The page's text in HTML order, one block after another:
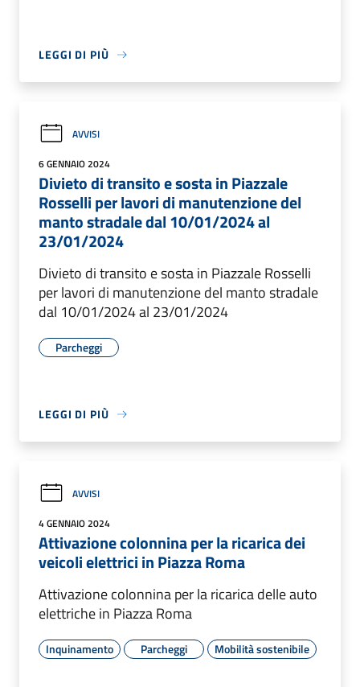
LEGGI DI PIÙ
AVVISI
6 GENNAIO 2024
Divieto di transito e sosta in Piazzale
Rosselli per lavori di manutenzione del
manto stradale dal 10/01/2024 al
23/01/2024
Divieto di transito e sosta in Piazzale Rosselli
per lavori di manutenzione del manto stradale
dal 10/01/2024 al 23/01/2024
Parcheggi
LEGGI DI PIÙ
AVVISI
4 GENNAIO 2024
Attivazione colonnina per la ricarica dei
veicoli elettrici in Piazza Roma
Attivazione colonnina per la ricarica delle auto
elettriche in Piazza Roma
Inquinamento Parcheggi Mobilità sostenibile